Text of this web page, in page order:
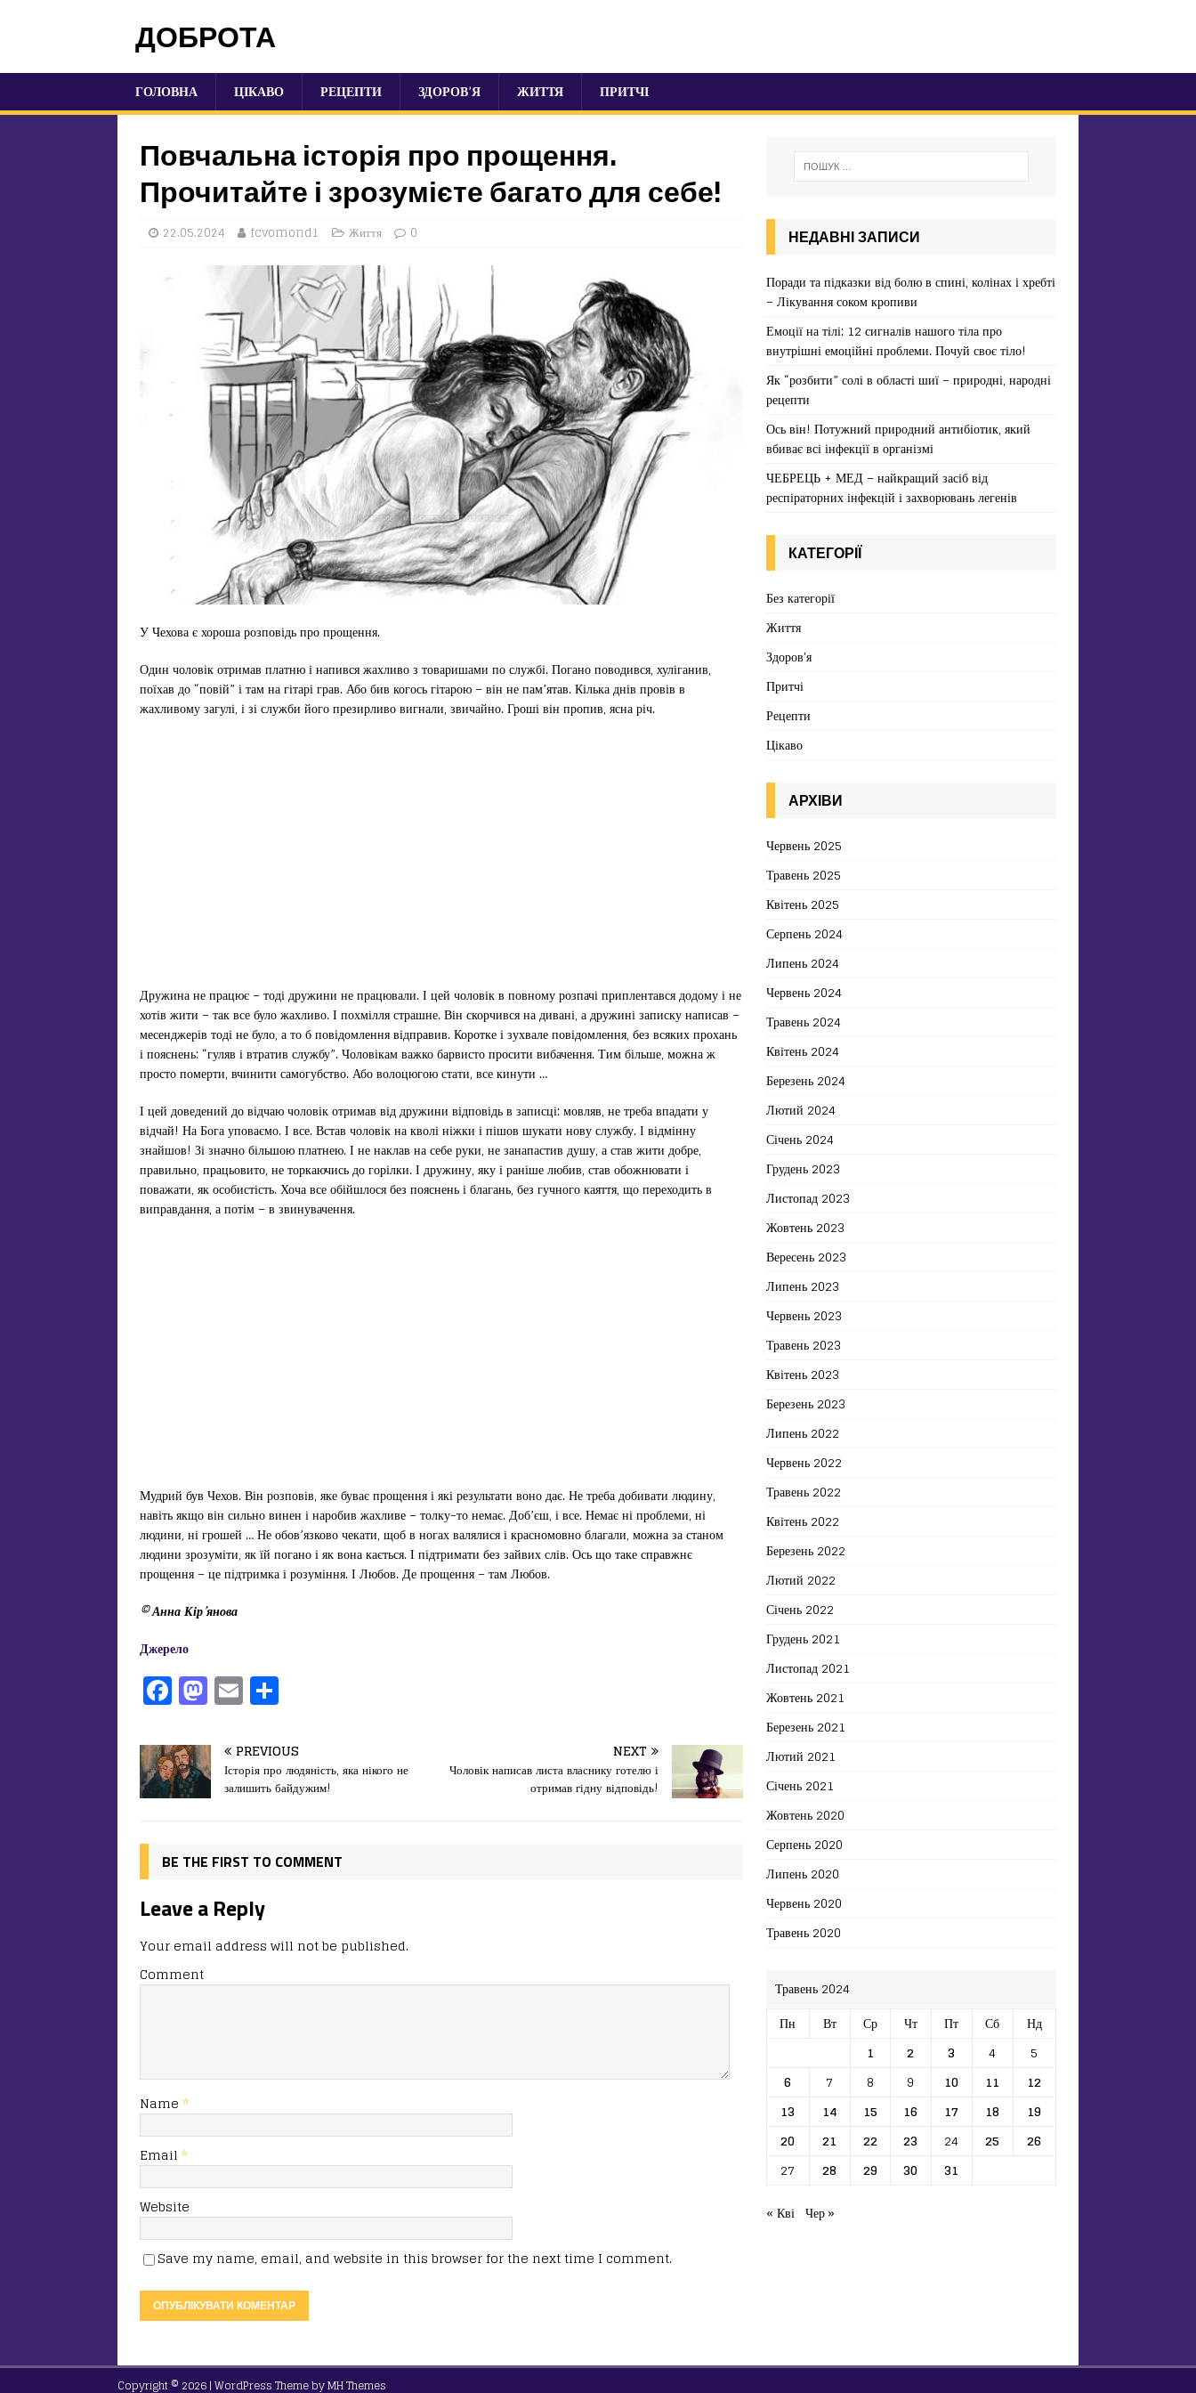
ДОБРОТА
ГОЛОВНА ЦІКАВО РЕЦЕПТИ ЗДОРОВ’Я ЖИТТЯ ПРИТЧІ
Повчальна історія про прощення.
Прочитайте і зрозумієте багато для себе!
22.05.2024 fcvomond1 Життя 0
У Чехова є хороша розповідь про прощення.
Один чоловік отримав платню і напився жахливо з товаришами по службі. Погано поводився, хуліганив,
поїхав до “повій” і там на гітарі грав. Або бив когось гітарою – він не пам’ятав. Кілька днів провів в
жахливому загулі, і зі служби його презирливо вигнали, звичайно. Гроші він пропив, ясна річ.
Дружина не працює – тоді дружини не працювали. І цей чоловік в повному розпачі приплентався додому і не
хотів жити – так все було жахливо. І похмілля страшне. Він скорчився на дивані, а дружині записку написав –
месенджерів тоді не було, а то б повідомлення відправив. Коротке і зухвале повідомлення, без всяких прохань
і пояснень: “гуляв і втратив службу”. Чоловікам важко барвисто просити вибачення. Тим більше, можна ж
просто померти, вчинити самогубство. Або волоцюгою стати, все кинути …
І цей доведений до відчаю чоловік отримав від дружини відповідь в записці: мовляв, не треба впадати у
відчай! На Бога уповаємо. І все. Встав чоловік на кволі ніжки і пішов шукати нову службу. І відмінну
знайшов! Зі значно більшою платнею. І не наклав на себе руки, не занапастив душу, а став жити добре,
правильно, працьовито, не торкаючись до горілки. І дружину, яку і раніше любив, став обожнювати і
поважати, як особистість. Хоча все обійшлося без пояснень і благань, без гучного каяття, що переходить в
виправдання, а потім – в звинувачення.
Мудрий був Чехов. Він розповів, яке буває прощення і які результати воно дає. Не треба добивати людину,
навіть якщо він сильно винен і наробив жахливе – толку-то немає. Доб’єш, і все. Немає ні проблеми, ні
людини, ні грошей … Не обов’язково чекати, щоб в ногах валялися і красномовно благали, можна за станом
людини зрозуміти, як їй погано і як вона кається. І підтримати без зайвих слів. Ось що таке справжнє
прощення – це підтримка і розуміння. І Любов. Де прощення – там Любов.
© Анна Кір’янова
Джерело
F
a
c
e
b
o
M
a
st
o
d
n
E
m
ai
l
іл
и
т
я
PREVIOUS
Історія про людяність, яка нікого не
залишить байдужим!
NEXT
Чоловік написав листа власнику готелю і
отримав гідну відповідь!
BE THE FIRST TO COMMENT
Leave a Reply
Your email address will not be published.
Comment
Name *
Email *
Website
Save my name, email, and website in this browser for the next time I comment.
НЕДАВНІ ЗАПИСИ
Поради та підказки від болю в спині, колінах і хребті
– Лікування соком кропиви
Емоції на тілі: 12 сигналів нашого тіла про
внутрішні емоційні проблеми. Почуй своє тіло!
Як “розбити” солі в області шиї – природні, народні
рецепти
Ось він! Потужний природний антибіотик, який
вбиває всі інфекції в організмі
ЧЕБРЕЦЬ + МЕД – найкращий засіб від
респіраторних інфекцій і захворювань легенів
КАТЕГОРІЇ
Без категорії
Життя
Здоров'я
Притчі
Рецепти
Цікаво
АРХІВИ
Червень 2025
Травень 2025
Квітень 2025
Серпень 2024
Липень 2024
Червень 2024
Травень 2024
Квітень 2024
Березень 2024
Лютий 2024
Січень 2024
Грудень 2023
Листопад 2023
Жовтень 2023
Вересень 2023
Липень 2023
Червень 2023
Травень 2023
Квітень 2023
Березень 2023
Липень 2022
Червень 2022
Травень 2022
Квітень 2022
Березень 2022
Лютий 2022
Січень 2022
Грудень 2021
Листопад 2021
Жовтень 2021
Березень 2021
Лютий 2021
Січень 2021
Жовтень 2020
Серпень 2020
Липень 2020
Червень 2020
Травень 2020
Травень 2024
Пн
Вт Ср Чт Пт Сб
Нд
1
2 3 4
5
6
7 8 9 10 11
12
13
14 15 16 17 18
19
20
21 22 23 24 25
26
27
28 29 30
31
« Кві Чер »
Copyright © 2026 | WordPress Theme byMH Themes